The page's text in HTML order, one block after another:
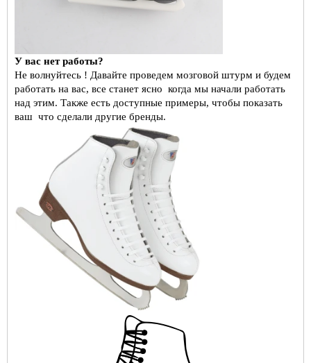
У вас нет работы?
Не волнуйтесь ! Давайте проведем мозговой штурм и будем
работать на вас, все станет ясно когда мы начали работать
над этим. Также есть доступные примеры, чтобы показать
ваш что сделали другие бренды.